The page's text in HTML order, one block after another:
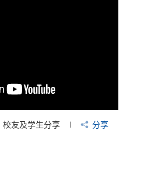
校友及学生分享 分享